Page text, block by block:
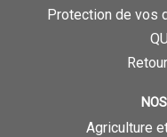
Protection de vos
Agriculture